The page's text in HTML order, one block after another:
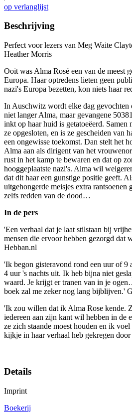
op verlanglijst
Beschrijving
Perfect voor lezers van Meg Waite
Heather Morris
Ooit was Alma Rosé een van de meest
Europa. Haar optredens lieten geen
nazi's Europa bezetten, kon niets haar
In Auschwitz wordt elke dag gevochten
niet langer Alma, maar gevangene
inkt op haar huid is getatoeëerd. Samen
ze opgesloten, en is ze gescheiden van
een ongewisse toekomst. Dan stelt het
Alma aan als ­dirigent van het
rust in het kamp te bewaren en dat op
hooggeplaatste ­nazi's. Alma wil
dat dit haar een ­gunstige positie geeft.
uitgehongerde meisjes extra rantsoenen
zelfs redden van de dood…
In de pers
'Een verhaal dat je laat stilstaan bij
mensen die ervoor hebben gezorgd dat
Hebban.nl
'Ik begon gisteravond rond een uur of 9
4 uur 's nachts uit. Ik heb bijna niet
waard. Je krijgt er tranen van in je
boek zal me zeker nog lang bijblijven.'
'Ik zou willen dat ik Alma Rose kende.
iedereen aan zijn kant wil hebben in de
ze zich staande moest houden en ik
kijkje in haar verhaal heb gekregen
Details
Imprint
Boekerij